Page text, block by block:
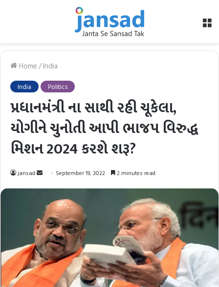
Home/India
India Politics
પ્રધાનમંત્રી ના સાથી રહી ચૂકેલા,
યોગીને ચુનોતી આપી ભાજપ વિરુદ્ધ
મિશન 2024 કરશે શરૂ?
jansad
Send September 19, 2022 2 minutes read